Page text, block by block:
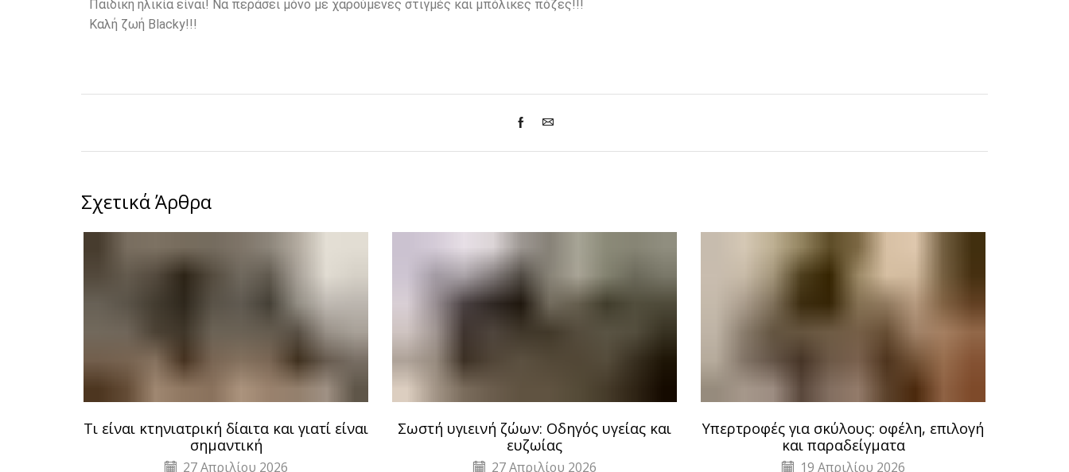
Παιδική ηλικία είναι! Να περάσει μόνο με χαρούμενες στιγμές και μπόλικες πόζες!!!
Καλή ζωή Blacky!!!
Σχετικά Άρθρα
Τι είναι κτηνιατρική δίαιτα και γιατί είναι
σημαντική
27 Απριλίου 2026
Σωστή υγιεινή ζώων: Οδηγός υγείας και
ευζωίας
27 Απριλίου 2026
Υπερτροφές για σκύλους: οφέλη, επιλογή
και παραδείγματα
19 Απριλίου 2026